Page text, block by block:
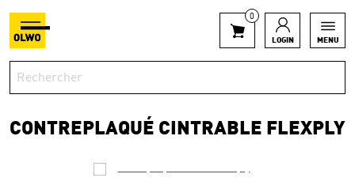
0
LOGIN MENU
CONTREPLAQUÉ CINTRABLE FLEXPLY